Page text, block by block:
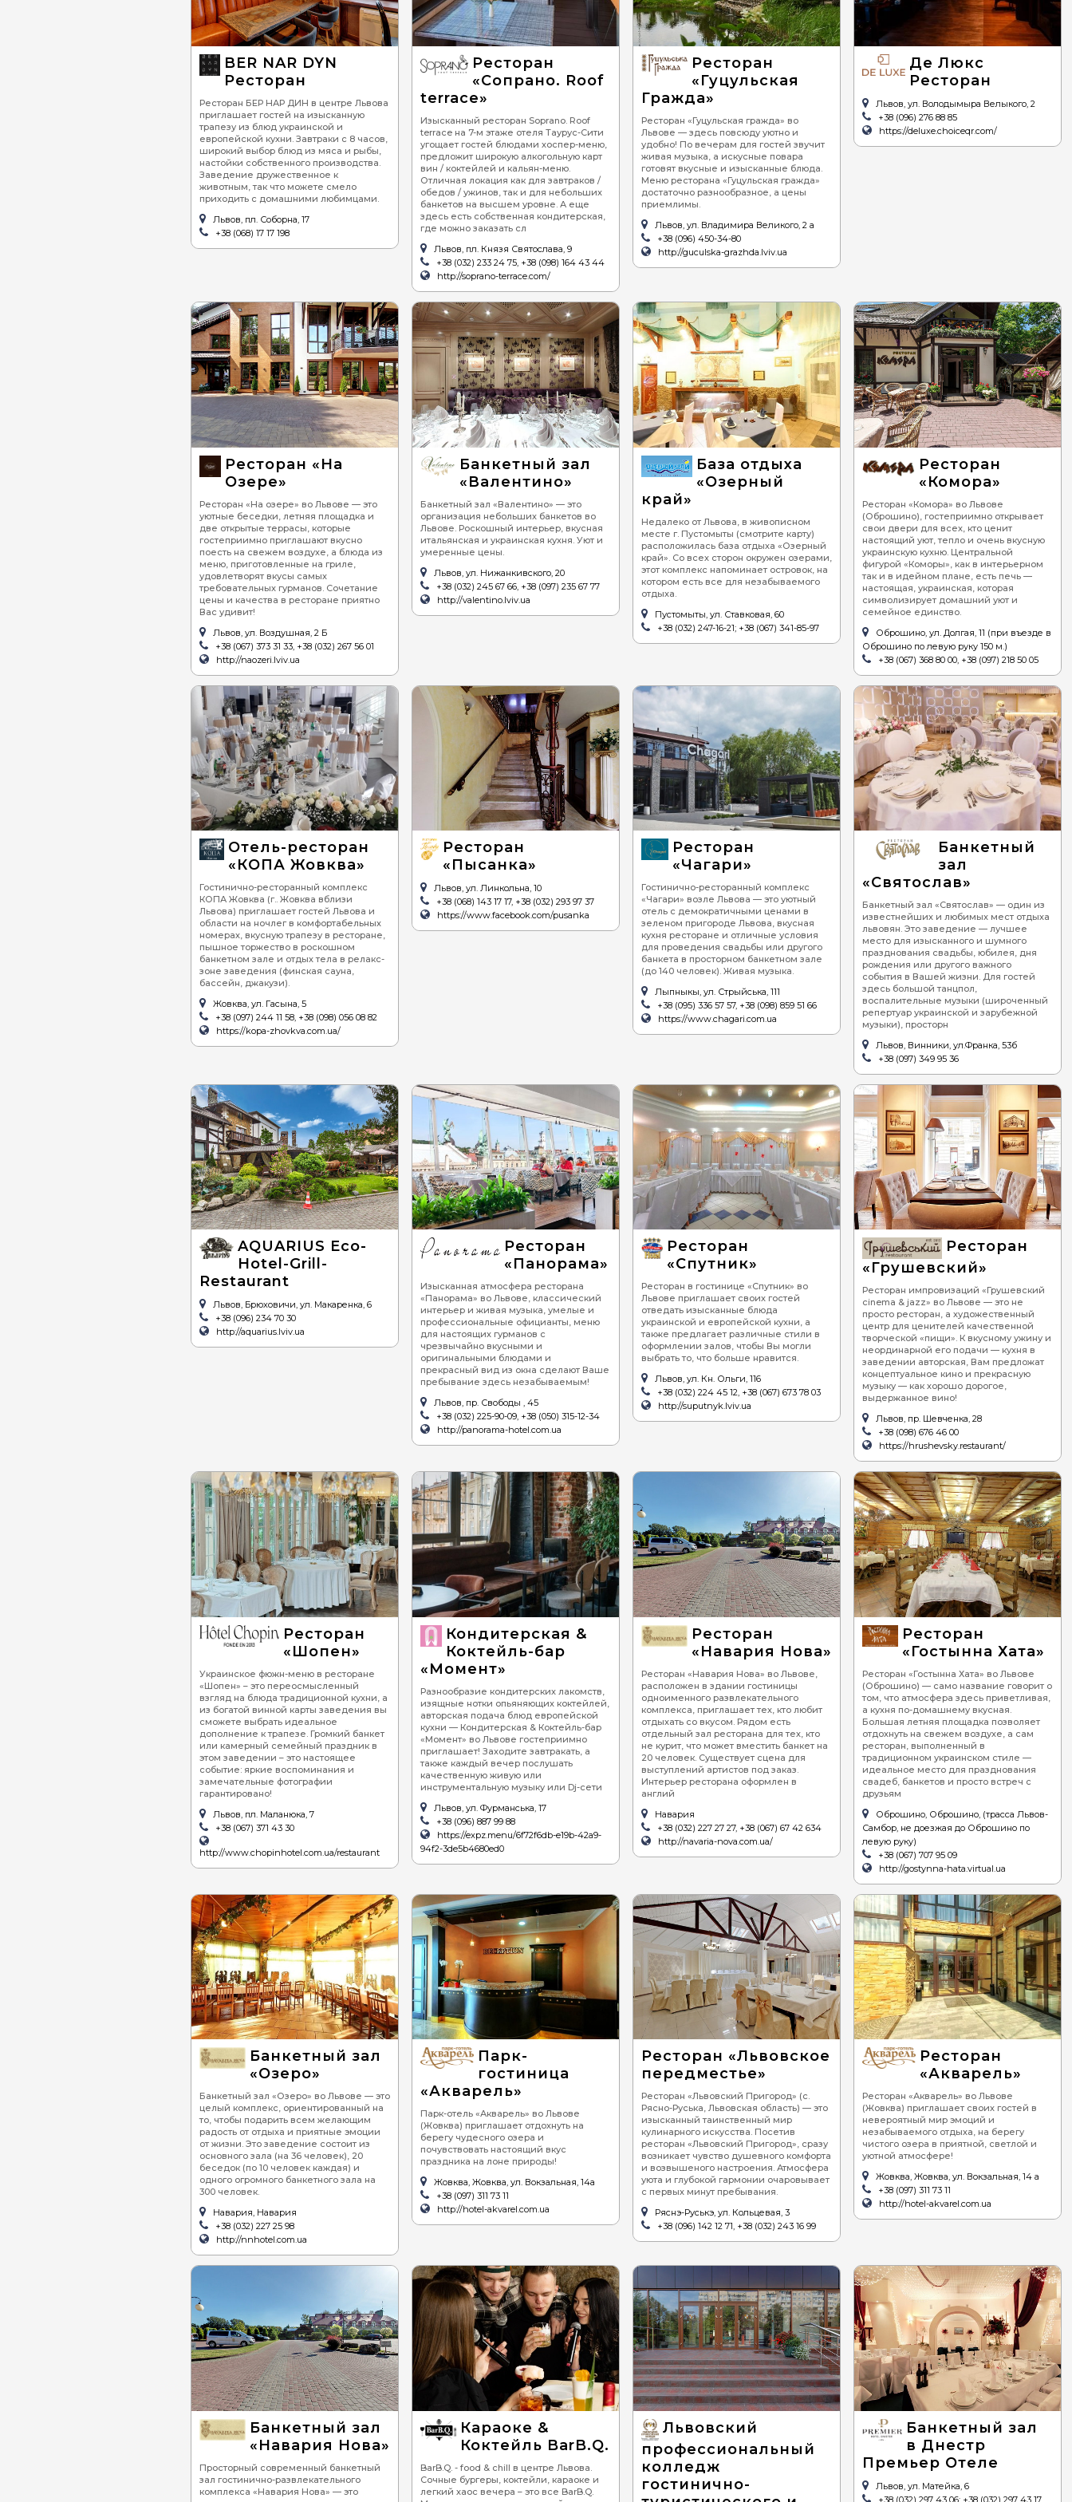
Пицца
Суши
Бургеры, сендвичи
Стейки
Улитки
Устрицы
Хинкали
Средиземноморская
Вегетарианская
Детские кафе
BER NAR DYN
Ресторан
Ресторан БЕР НАР ДИН в центре Львова
приглашает гостей на изысканную
трапезу из блюд украинской и
европейской кухни. Завтраки с 8 часов,
широкий выбор блюд из мяса и рыбы,
настойки собственного производства.
Заведение дружественное к
животным, так что можете смело
приходить с домашними любимцами.
Львов, пл. Соборна, 17
+38 (068) 17 17 198
Ресторан
«Сопрано. Roof
terrace»
Изысканный ресторан Soprano. Roof
terrace на 7-м этаже отеля Таурус-Сити
угощает гостей блюдами хоспер-меню,
предложит широкую алкогольную карт
вин / коктейлей и кальян-меню.
Отличная локация как для завтраков /
обедов / ужинов, так и для небольших
банкетов на высшем уровне. А еще
здесь есть собственная кондитерская,
где можно заказать сл
Львов, пл. Князя Святослава, 9
+38 (032) 233 24 75, +38 (098) 164 43 44
http://soprano-terrace.com/
Ресторан
«Гуцульская
Гражда»
Ресторан «Гуцульская гражда» во
Львове — здесь повсюду уютно и
удобно! По вечерам для гостей звучит
живая музыка, а искусные повара
готовят вкусные и изысканные блюда.
Меню ресторана «Гуцульская гражда»
достаточно разнообразное, а цены
приемлимы.
Львов, ул. Владимира Великого, 2 а
+38 (096) 450-34-80
http://guculska-grazhda.lviv.ua
Де Люкс
Ресторан
Львов, ул. Володымыра Велыкого, 2
+38 (096) 276 88 85
https://deluxe.choiceqr.com/
Ресторан «На
Озере»
Ресторан «На озере» во Львове — это
уютные беседки, летняя площадка и
две открытые террасы, которые
гостеприимно приглашают вкусно
поесть на свежем воздухе, а блюда из
меню, приготовленные на гриле,
удовлетворят вкусы самых
требовательных гурманов. Сочетание
цены и качества в ресторане приятно
Вас удивит!
Львов, ул. Воздушная, 2 Б
+38 (067) 373 31 33, +38 (032) 267 56 01
http://naozeri.lviv.ua
Банкетный зал
«Валентино»
Банкетный зал «Валентино» — это
организация небольших банкетов во
Львове. Роскошный интерьер, вкусная
итальянская и украинская кухня. Уют и
умеренные цены.
Львов, ул. Нижанкивского, 20
+38 (032) 245 67 66, +38 (097) 235 67 77
http://valentino.lviv.ua
База отдыха
«Озерный
край»
Недалеко от Львова, в живописном
месте г. Пустомыты (смотрите карту)
расположилась база отдыха «Озерный
край». Со всех сторон окружен озерами,
этот комплекс напоминает островок, на
котором есть все для незабываемого
отдыха.
Пустомыты, ул. Ставковая, 60
+38 (032) 247-16-21; +38 (067) 341-85-97
Ресторан
«Комора»
Ресторан «Комора» во Львове
(Оброшино), гостеприимно открывает
свои двери для всех, кто ценит
настоящий уют, тепло и очень вкусную
украинскую кухню. Центральной
фигурой «Коморы», как в интерьерном
так и в идейном плане, есть печь —
настоящая, украинская, которая
символизирует домашний уют и
семейное единство.
Оброшино, ул. Долгая, 11 (при въезде в
Оброшино по левую руку 150 м.)
+38 (067) 368 80 00, +38 (097) 218 50 05
Отель-ресторан
«КОПА Жовква»
Гостинично-ресторанный комплекс
КОПА Жовква (г.. Жовква вблизи
Львова) приглашает гостей Львова и
области на ночлег в комфортабельных
номерах, вкусную трапезу в ресторане,
пышное торжество в роскошном
банкетном зале и отдых тела в релакс-
зоне заведения (финская сауна,
бассейн, джакузи).
Жовква, ул. Гасына, 5
+38 (097) 244 11 58, +38 (098) 056 08 82
https://kopa-zhovkva.com.ua/
Ресторан
«Пысанка»
Львов, ул. Линкольна, 10
+38 (068) 143 17 17, +38 (032) 293 97 37
https://www.facebook.com/pusanka
Ресторан
«Чагари»
Гостинично-ресторанный комплекс
«Чагари» возле Львова — это уютный
отель с демократичными ценами в
зеленом пригороде Львова, вкусная
кухня ресторане и отличные условия
для проведения свадьбы или другого
банкета в просторном банкетном зале
(до 140 человек). Живая музыка.
Лыпныкы, ул. Стрыйська, 111
+38 (095) 336 57 57, +38 (098) 859 51 66
https://www.chagari.com.ua
Банкетный
зал
«Святослав»
Банкетный зал «Святослав» — один из
известнейших и любимых мест отдыха
львовян. Это заведение — лучшее
место для изысканного и шумного
празднования свадьбы, юбилея, дня
рождения или другого важного
события в Вашей жизни. Для гостей
здесь большой танцпол,
воспалительные музыки (широченный
репертуар украинской и зарубежной
музыки), просторн
Львов, Винники, ул.Франка, 53б
+38 (097) 349 95 36
AQUARIUS Eco-
Hotel-Grill-
Restaurant
Львов, Брюховичи, ул. Макаренка, 6
+38 (096) 234 70 30
http://aquarius.lviv.ua
Ресторан
«Панорама»
Изысканная атмосфера ресторана
«Панорама» во Львове, классический
интерьер и живая музыка, умелые и
профессиональные официанты, меню
для настоящих гурманов с
чрезвычайно вкусными и
оригинальными блюдами и
прекрасный вид из окна сделают Ваше
пребывание здесь незабываемым!
Львов, пр. Свободы , 45
+38 (032) 225-90-09, +38 (050) 315-12-34
http://panorama-hotel.com.ua
Ресторан
«Спутник»
Ресторан в гостинице «Спутник» во
Львове приглашает своих гостей
отведать изысканные блюда
украинской и европейской кухни, а
также предлагает различные стили в
оформлении залов, чтобы Вы могли
выбрать то, что больше нравится.
Львов, ул. Кн. Ольги, 116
+38 (032) 224 45 12, +38 (067) 673 78 03
http://suputnyk.lviv.ua
Ресторан
«Грушевский»
Ресторан импровизаций «Грушевский
cinema & jazz» во Львове — это не
просто ресторан, а художественный
центр для ценителей качественной
творческой «пищи». К вкусному ужину и
неординарной его подачи — кухня в
заведении авторская, Вам предложат
концептуальное кино и прекрасную
музыку — как хорошо дорогое,
выдержанное вино!
Львов, пр. Шевченка, 28
+38 (098) 676 46 00
https://hrushevsky.restaurant/
Ресторан
«Шопен»
Украинское фюжн-меню в ресторане
«Шопен» – это переосмысленный
взгляд на блюда традиционной кухни, а
из богатой винной карты заведения вы
сможете выбрать идеальное
дополнение к трапезе. Громкий банкет
или камерный семейный праздник в
этом заведении – это настоящее
событие: яркие воспоминания и
замечательные фотографии
гарантировано!
Львов, пл. Маланюка, 7
+38 (067) 371 43 30
http://www.chopinhotel.com.ua/restaurant
Кондитерская &
Коктейль-бар
«Момент»
Разнообразие кондитерских лакомств,
изящные нотки опьяняющих коктейлей,
авторская подача блюд европейской
кухни — Кондитерская & Коктейль-бар
«Момент» во Львове гостеприимно
приглашает! Заходите завтракать, а
также каждый вечер послушать
качественную живую или
инструментальную музыку или Dj-сети
Львов, ул. Фурманська, 17
+38 (096) 887 99 88
https://expz.menu/6f72f6db-e19b-42a9-
94f2-3de5b4680ed0
Ресторан
«Навария Нова»
Ресторан «Навария Нова» во Львове,
расположен в здании гостиницы
одноименного развлекательного
комплекса, приглашает тех, кто любит
отдыхать со вкусом. Рядом есть
отдельный зал ресторана для тех, кто
не курит, что может вместить банкет на
20 человек. Существует сцена для
выступлений артистов под заказ.
Интерьер ресторана оформлен в
англий
Навария
+38 (032) 227 27 27, +38 (067) 67 42 634
http://navaria-nova.com.ua/
Ресторан
«Гостынна Хата»
Ресторан «Гостынна Хата» во Львове
(Оброшино) — само название говорит о
том, что атмосфера здесь приветливая,
а кухня по-домашнему вкусная.
Большая летняя площадка позволяет
отдохнуть на свежем воздухе, а сам
ресторан, выполненный в
традиционном украинском стиле —
идеальное место для празднования
свадеб, банкетов и просто встреч с
друзьям
Оброшино, Оброшино, (трасса Львов-
Самбор, не доезжая до Оброшино по
левую руку)
+38 (067) 707 95 09
http://gostynna-hata.virtual.ua
Банкетный зал
«Озеро»
Банкетный зал «Озеро» во Львове — это
целый комплекс, ориентированный на
то, чтобы подарить всем желающим
радость от отдыха и приятные эмоции
от жизни. Это заведение состоит из
основного зала (на 36 человек), 20
беседок (по 10 человек каждая) и
одного огромного банкетного зала на
300 человек.
Навария, Навария
+38 (032) 227 25 98
http://nnhotel.com.ua
Парк-
гостиница
«Акварель»
Парк-отель «Акварель» во Львове
(Жовква) приглашает отдохнуть на
берегу чудесного озера и
почувствовать настоящий вкус
праздника на лоне природы!
Жовква, Жовква, ул. Вокзальная, 14а
+38 (097) 311 73 11
http://hotel-akvarel.com.ua
Ресторан «Львовское
передместье»
Ресторан «Львовский Пригород» (с.
Рясно-Руська, Львовская область) — это
изысканный таинственный мир
кулинарного искусства. Посетив
ресторан «Львовский Пригород», сразу
возникает чувство душевного комфорта
и возвышеного настроения. Атмосфера
уюта и глубокой гармонии очаровывает
с первых минут пребывания.
Ряснэ-Руськэ, ул. Кольцевая, 3
+38 (096) 142 12 71, +38 (032) 243 16 99
Ресторан
«Акварель»
Ресторан «Акварель» во Львове
(Жовква) приглашает своих гостей в
невероятный мир эмоций и
незабываемого отдыха, на берегу
чистого озера в приятной, светлой и
уютной атмосфере!
Жовква, Жовква, ул. Вокзальная, 14 а
+38 (097) 311 73 11
http://hotel-akvarel.com.ua
Банкетный зал
«Навария Нова»
Просторный современный банкетный
зал гостинично-развлекательного
комплекса «Навария Нова» — это
Караоке &
Коктейль BarB.Q.
BarB.Q. - food & chill в центре Львова.
Сочные бургеры, коктейли, караоке и
легкий хаос вечера – это все BarB.Q.
Львовский
профессиональный
колледж
гостинично-
Банкетный зал
в Днестр
Премьер Отеле
Львов, ул. Матейка, 6
+38 (032) 297 43 06; +38 (032) 297 43 17